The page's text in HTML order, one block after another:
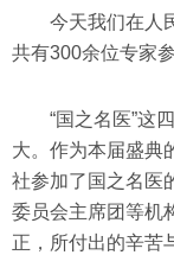
今天我们在人
共有300余位专家
“国之名医”这
大。作为本届盛典
社参加了国之名医
委员会主席团等机
正，所付出的辛苦